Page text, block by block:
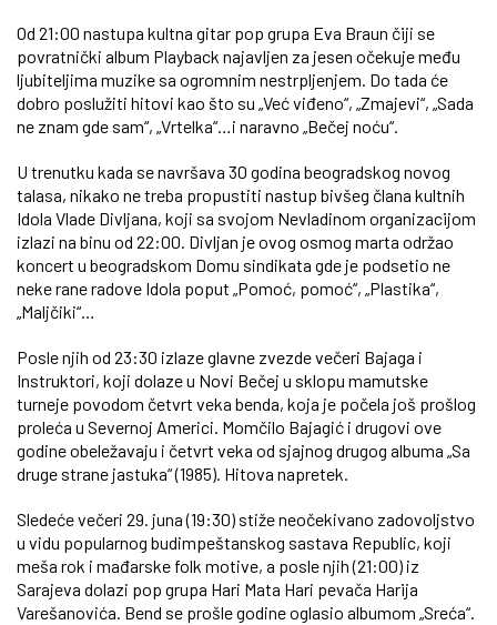
Od 21:00 nastupa kultna gitar pop grupa Eva Braun čiji se
povratnički album Playback najavljen za jesen očekuje među
ljubiteljima muzike sa ogromnim nestrpljenjem. Do tada će
dobro poslužiti hitovi kao što su „Već viđeno“, „Zmajevi“, „Sada
ne znam gde sam“, „Vrtelka“…i naravno „Bečej noću“.
U trenutku kada se navršava 30 godina beogradskog novog
talasa, nikako ne treba propustiti nastup bivšeg člana kultnih
Idola Vlade Divljana, koji sa svojom Nevladinom organizacijom
izlazi na binu od 22:00. Divljan je ovog osmog marta održao
koncert u beogradskom Domu sindikata gde je podsetio ne
neke rane radove Idola poput „Pomoć, pomoć“, „Plastika“,
„Maljčiki“…
Posle njih od 23:30 izlaze glavne zvezde večeri Bajaga i
Instruktori, koji dolaze u Novi Bečej u sklopu mamutske
turneje povodom četvrt veka benda, koja je počela još prošlog
proleća u Severnoj Americi. Momčilo Bajagić i drugovi ove
godine obeležavaju i četvrt veka od sjajnog drugog albuma „Sa
druge strane jastuka“ (1985). Hitova napretek.
Sledeće večeri 29. juna (19:30) stiže neočekivano zadovoljstvo
u vidu popularnog budimpeštanskog sastava Republic, koji
meša rok i mađarske folk motive, a posle njih (21:00) iz
Sarajeva dolazi pop grupa Hari Mata Hari pevača Harija
Varešanovića. Bend se prošle godine oglasio albumom „Sreća“.